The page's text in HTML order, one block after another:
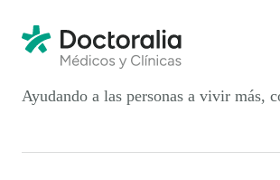
Ayudando a las personas a vivir más,